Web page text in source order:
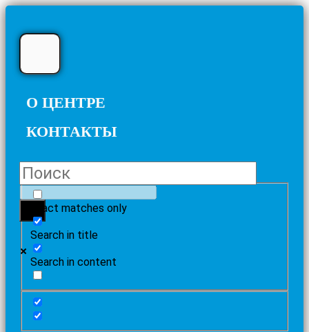
О ЦЕНТРЕ
КОНТАКТЫ
Exact matches only
Search in title
Search in content